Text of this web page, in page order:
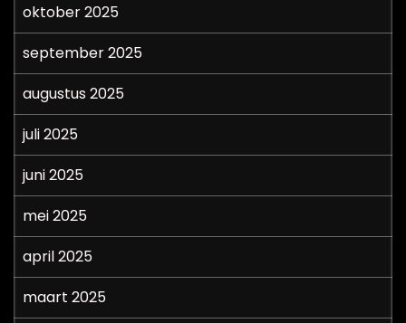
oktober 2025
september 2025
augustus 2025
juli 2025
juni 2025
mei 2025
april 2025
maart 2025